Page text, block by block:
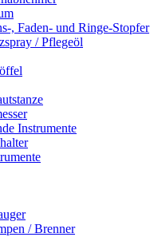
, Faden- und Ringe-Stopfer
/ Pflegeöl
Instrumente
/ Brenner